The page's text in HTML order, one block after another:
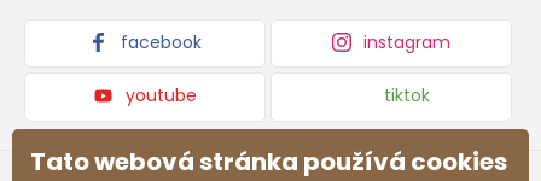
facebook instagram
youtube tiktok
Tato webová stránka používá cookies